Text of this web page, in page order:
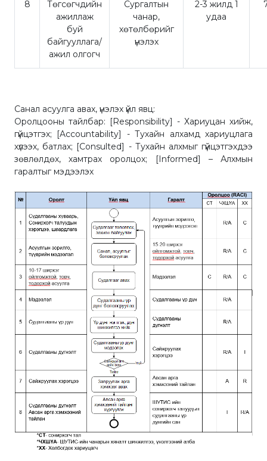
8
Төгсөгчдийн
ажиллаж
буй
байгууллага/
ажил олгогч
Сургалтын
чанар,
хөтөлбөрийг
үнэлэх
2-3 жилд 1
удаа
Санал асуулга авах, үнэлэх үйл явц:
Оролцооны тайлбар: [Responsibility] - Хариуцан хийж,
гүйцэтгэх; [Accountability] - Тухайн алхамд хариуцлага
хүлээх, батлах; [Consulted] - Тухайн алхмыг гүйцэтгэхдээ
зөвлөлдөх, хамтрах оролцох; [Informed] – Алхмын
гаралтыг мэдээлэх